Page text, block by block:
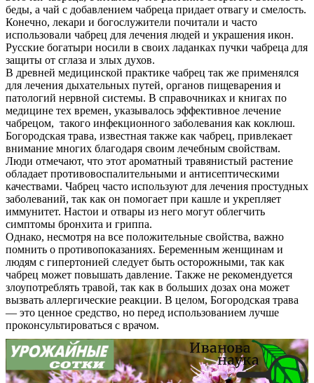
беды, а чай с добавлением чабреца придает отвагу и смелость.
Конечно, лекари и богослужители почитали и часто
использовали чабрец для лечения людей и украшения икон.
Русские богатыри носили в своих ладанках пучки чабреца для
защиты от сглаза и злых духов.
В древней медицинской практике чабрец так же применялся
для лечения дыхательных путей, органов пищеварения и
патологий нервной системы. В справочниках и книгах по
медицине тех времен, указывалось эффективное лечение
чабрецом, такого инфекционного заболевания как коклюш.
Богородская трава, известная также как чабрец, привлекает
внимание многих благодаря своим лечебным свойствам.
Люди отмечают, что этот ароматный травянистый растение
обладает противовоспалительными и антисептическими
качествами. Чабрец часто используют для лечения простудных
заболеваний, так как он помогает при кашле и укрепляет
иммунитет. Настои и отвары из него могут облегчить
симптомы бронхита и гриппа.
Однако, несмотря на все положительные свойства, важно
помнить о противопоказаниях. Беременным женщинам и
людям с гипертонией следует быть осторожными, так как
чабрец может повышать давление. Также не рекомендуется
злоупотреблять травой, так как в больших дозах она может
вызвать аллергические реакции. В целом, Богородская трава
— это ценное средство, но перед использованием лучше
проконсультироваться с врачом.